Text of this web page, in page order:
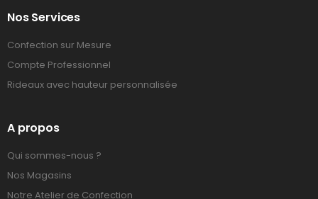
Nos Services
Confection sur Mesure
Compte Professionnel
Rideaux avec hauteur personnalisée
A propos
Qui sommes-nous ?
Nos Magasins
Notre Atelier de Confection